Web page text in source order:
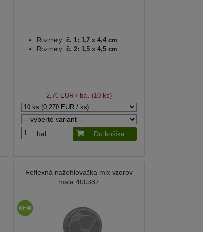
Rozmery: č. 1: 1,7 x 4,4 cm
Rozmery: č. 2: 1,5 x 4,5 cm
2,70 EUR/ bal. (10 ks)
bal. Do košíka
Reflexná nažehlovačka mix vzorov
malá 400387